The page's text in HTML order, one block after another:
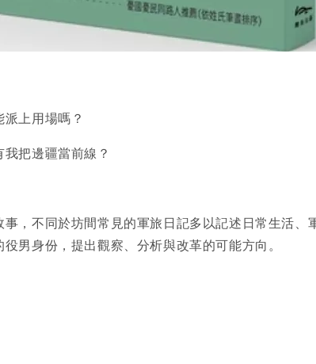
上用場嗎？
把邊疆當前線？
，不同於坊間常見的軍旅日記多以記述日常生活
男身份，提出觀察、分析與改革的可能方向。